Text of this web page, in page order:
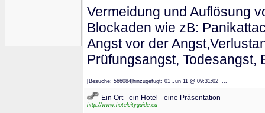
Vermeidung und Auflösung
Blockaden wie zB:
Angst vor der
Prüfungsangst, Todesangst,
[Besuche: 566084|hinzugefügt: 01 Jun 11 @ 09:31:02] ...
Ein Ort - ein Hotel - eine Präsentation
http://www.hotelcityguide.eu